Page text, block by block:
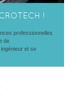
!
professionnelles
de
et se